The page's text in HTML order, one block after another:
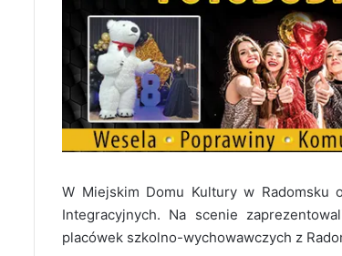
W Miejskim Domu Kultury w Radomsku
Integracyjnych. Na scenie
placówek szkolno-wychowawczych z